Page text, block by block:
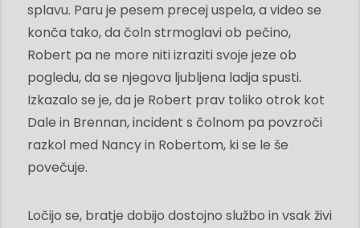
splavu. Paru je pesem precej uspela, a video se
konča tako, da čoln strmoglavi ob pečino,
Robert pa ne more niti izraziti svoje jeze ob
pogledu, da se njegova ljubljena ladja spusti.
Izkazalo se je, da je Robert prav toliko otrok kot
Dale in Brennan, incident s čolnom pa povzroči
razkol med Nancy in Robertom, ki se le še
povečuje.
Ločijo se, bratje dobijo dostojno službo in vsak živi